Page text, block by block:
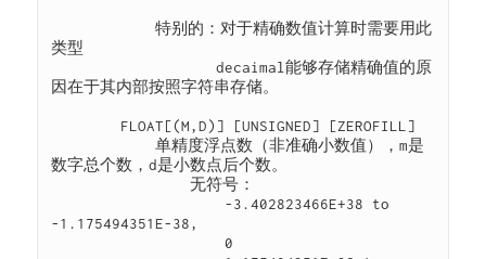
            特别的：对于精确数值计算时需要用此
类型
                   decaimal能够存储精确值的原
因在于其内部按照字符串存储。
            单精度浮点数（非准确小数值），m是
数字总个数，d是小数点后个数。
                无符号：
-1.175494351E-38,
                    0